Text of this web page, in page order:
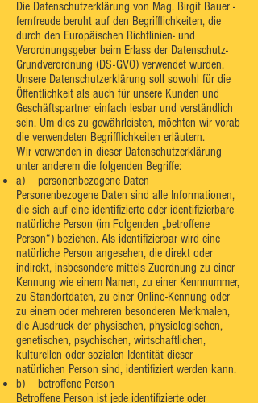
Die Datenschutzerklärung von Mag. Birgit Bauer -
fernfreude beruht auf den Begrifflichkeiten, die
durch den Europäischen Richtlinien- und
Verordnungsgeber beim Erlass der Datenschutz-
Grundverordnung (DS-GVO) verwendet wurden.
Unsere Datenschutzerklärung soll sowohl für die
Öffentlichkeit als auch für unsere Kunden und
Geschäftspartner einfach lesbar und verständlich
sein. Um dies zu gewährleisten, möchten wir vorab
die verwendeten Begrifflichkeiten erläutern.
Wir verwenden in dieser Datenschutzerklärung
unter anderem die folgenden Begriffe:
a) personenbezogene Daten
Personenbezogene Daten sind alle Informationen,
die sich auf eine identifizierte oder identifizierbare
natürliche Person (im Folgenden „betroffene
Person“) beziehen. Als identifizierbar wird eine
natürliche Person angesehen, die direkt oder
indirekt, insbesondere mittels Zuordnung zu einer
Kennung wie einem Namen, zu einer Kennnummer,
zu Standortdaten, zu einer Online-Kennung oder
zu einem oder mehreren besonderen Merkmalen,
die Ausdruck der physischen, physiologischen,
genetischen, psychischen, wirtschaftlichen,
kulturellen oder sozialen Identität dieser
natürlichen Person sind, identifiziert werden kann.
b) betroffene Person
Betroffene Person ist jede identifizierte oder